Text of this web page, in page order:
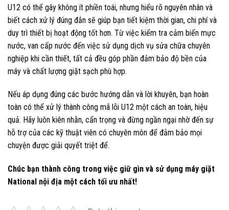
U12 có thể gây không ít phiền toái, nhưng hiểu rõ nguyên nhân và
biết cách xử lý đúng đắn sẽ giúp bạn tiết kiệm thời gian, chi phí và
duy trì thiết bị hoạt động tốt hơn. Từ việc kiểm tra cảm biến mực
nước, van cấp nước đến việc sử dụng dịch vụ sửa chữa chuyên
nghiệp khi cần thiết, tất cả đều góp phần đảm bảo độ bền của
máy và chất lượng giặt sạch phù hợp.
Nếu áp dụng đúng các bước hướng dẫn và lời khuyên, bạn hoàn
toàn có thể xử lý thành công mã lỗi U12 một cách an toàn, hiệu
quả. Hãy luôn kiên nhẫn, cẩn trọng và đừng ngần ngại nhờ đến sự
hỗ trợ của các kỹ thuật viên có chuyên môn để đảm bảo mọi
chuyện được giải quyết triệt để.
Chúc bạn thành công trong việc giữ gìn và sử dụng máy giặt
National nội địa một cách tối ưu nhất!